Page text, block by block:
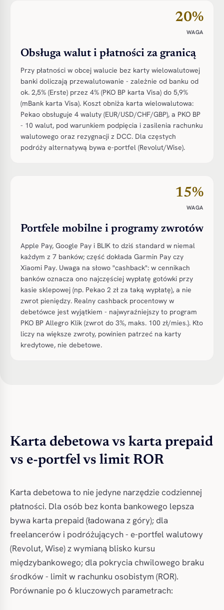
20%
WAGA
Obsługa walut i płatności za granicą
Przy płatności w obcej walucie bez karty wielowalutowej
banki doliczają przewalutowanie - zależnie od banku od
ok. 2,5% (Erste) przez 4% (PKO BP karta Visa) do 5,9%
(mBank karta Visa). Koszt obniża karta wielowalutowa:
Pekao obsługuje 4 waluty (EUR/USD/CHF/GBP), a PKO BP
- 10 walut, pod warunkiem podpięcia i zasilenia rachunku
walutowego oraz rezygnacji z DCC. Dla częstych
podróży alternatywą bywa e-portfel (Revolut/Wise).
15%
WAGA
Portfele mobilne i programy zwrotów
Apple Pay, Google Pay i BLIK to dziś standard w niemal
każdym z 7 banków; część dokłada Garmin Pay czy
Xiaomi Pay. Uwaga na słowo "cashback": w cennikach
banków oznacza ono najczęściej wypłatę gotówki przy
kasie sklepowej (np. Pekao 2 zł za taką wypłatę), a nie
zwrot pieniędzy. Realny cashback procentowy w
debetówce jest wyjątkiem - najwyraźniejszy to program
PKO BP Allegro Klik (zwrot do 3%, maks. 100 zł/mies.). Kto
liczy na większe zwroty, powinien patrzeć na karty
kredytowe, nie debetowe.
Karta debetowa vs karta prepaid
vs e-portfel vs limit ROR
Karta debetowa to nie jedyne narzędzie codziennej
płatności. Dla osób bez konta bankowego lepsza
bywa karta prepaid (ładowana z góry); dla
freelancerów i podróżujących - e-portfel walutowy
(Revolut, Wise) z wymianą blisko kursu
międzybankowego; dla pokrycia chwilowego braku
środków - limit w rachunku osobistym (ROR).
Porównanie po 6 kluczowych parametrach: